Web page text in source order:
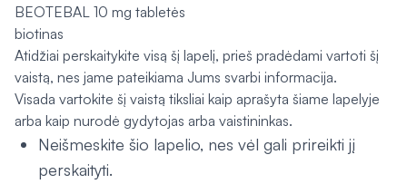
BEOTEBAL 10 mg tabletės
biotinas
Atidžiai perskaitykite visą šį lapelį, prieš pradėdami vartoti šį
vaistą, nes jame pateikiama Jums svarbi informacija.
Visada vartokite šį vaistą tiksliai kaip aprašyta šiame lapelyje
arba kaip nurodė gydytojas arba vaistininkas.
Neišmeskite šio lapelio, nes vėl gali prireikti jį
perskaityti.